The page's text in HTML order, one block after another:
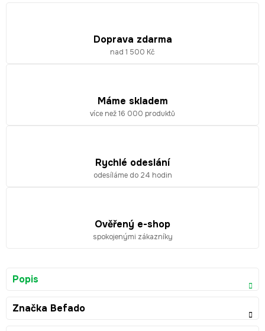
Doprava zdarma
nad 1 500 Kč
Máme skladem
více než 16 000 produktů
Rychlé odeslání
odesíláme do 24 hodin
Ověřený e-shop
spokojenými zákazníky
Popis
Značka Befado